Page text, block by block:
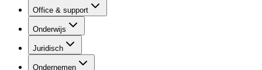
Office & support
Onderwijs
Juridisch
Ondernemen